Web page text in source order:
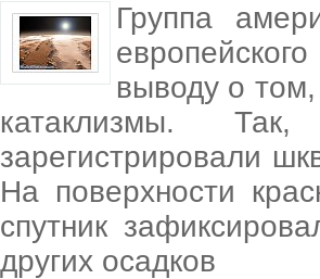
Группа
выводу о
катаклизмы.
зарегистрировали
На поверхности
спутник
других осадков